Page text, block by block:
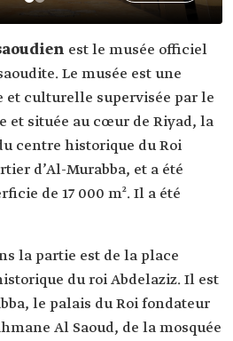
est le musée officiel
Le musée est une
culturelle supervisée par le
et située au cœur de Riyad, la
centre historique du Roi
d’Al-Murabba, et a été
de 17 000 m². Il a été
la partie est de la place
du roi Abdelaziz. Il est
le palais du Roi fondateur
Al Saoud, de la mosquée